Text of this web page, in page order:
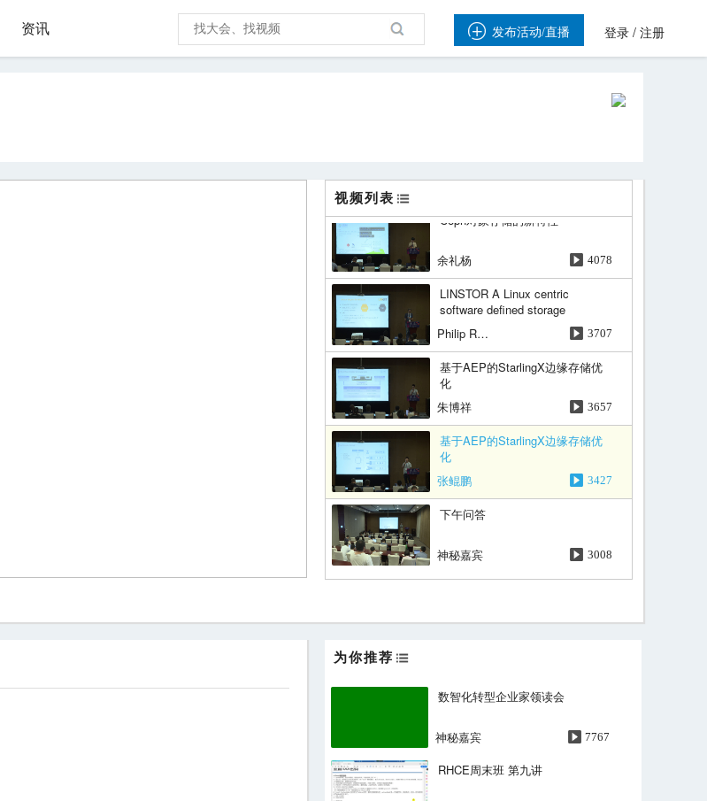
资讯  发布活动/直播 登录 / 注册
视频列表
Demo Data LifeCycle, Telemetry,
Automation & Orchestration
伍佳俊 3174
Ceph对象存储的新特性
余礼杨 4078
LINSTOR A Linux centric
software defined storage
Philip Reisner
3707
基于AEP的StarlingX边缘存储优
化
朱博祥
3657
基于AEP的StarlingX边缘存储优
化
张鲲鹏
3427
下午问答
神秘嘉宾 3008
为你推荐
数智化转型企业家领读会
神秘嘉宾 7767
RHCE周末班 第九讲